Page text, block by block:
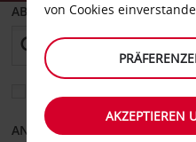
ABHOLEN VON
ANFANGSDATUM
von Cookies
AKZEPTIEREN